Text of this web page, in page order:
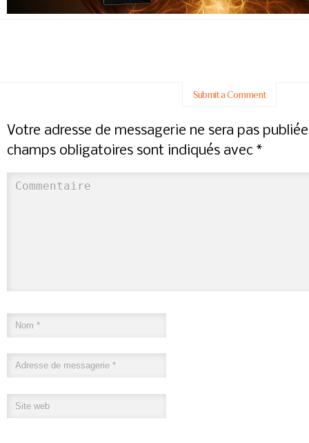
Submit a Comment
Votre adresse de messagerie ne sera pas
champs obligatoires sont indiqués avec *